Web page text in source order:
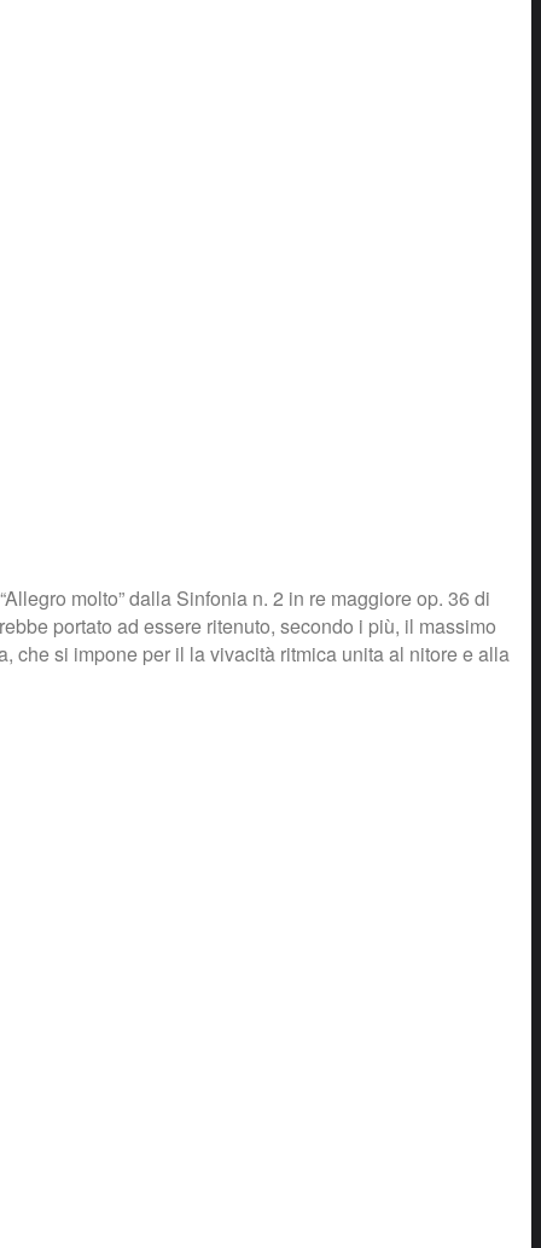
molto” dalla Sinfonia n. 2 in re maggiore op. 36 di
portato ad essere ritenuto, secondo i più, il massimo
che si impone per il la vivacità ritmica unita al nitore e alla